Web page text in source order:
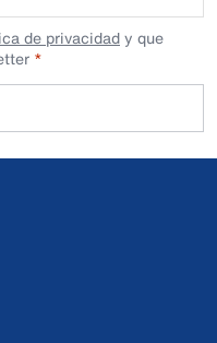
de privacidady que